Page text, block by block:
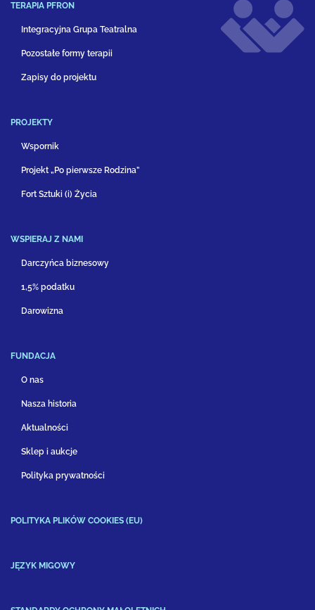
TERAPIA PFRON
Integracyjna Grupa Teatralna
Pozostałe formy terapii
Zapisy do projektu
PROJEKTY
Wspornik
Projekt „Po pierwsze Rodzina”
Fort Sztuki (i) Życia
WSPIERAJ Z NAMI
Darczyńca biznesowy
1,5% podatku
Darowizna
FUNDACJA
O nas
Nasza historia
Aktualności
Sklep i aukcje
Polityka prywatności
POLITYKA PLIKÓW COOKIES (EU)
JĘZYK MIGOWY